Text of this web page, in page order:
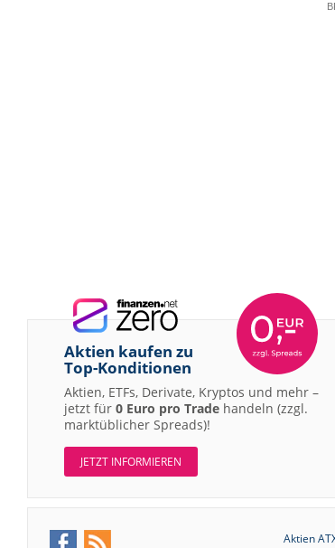
Aktien kaufen zu
Top-Konditionen
Aktien, ETFs, Derivate, Kryptos und mehr –
jetzt für 0 Euro pro Trade handeln (zzgl.
marktüblicher Spreads)!
JETZT INFORMIEREN
Aktien